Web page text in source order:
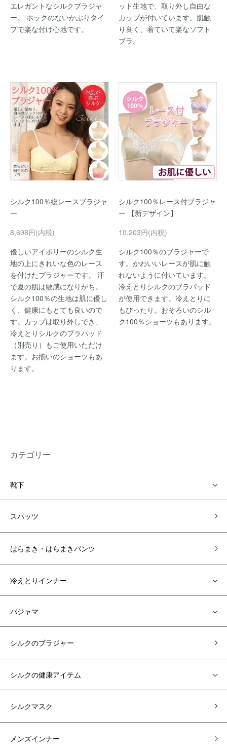
エレガントなシルクブラジャ
ー。 ホックのないかぶりタイ
プで楽な付け心地です。
ット生地で、取り外し自由な
カップが付いています。肌触
り良く、着ていて楽なソフト
ブラ。
シルク100％総レースブラジャ
ー
8,698円(内税)
優しいアイボリーのシルク生
地の上にきれいな色のレース
を付けたブラジャーです。 汗
で夏の肌は敏感になりがち。
シルク100％の生地は肌に優し
く、健康にもとても良いので
す。カップは取り外しでき、
冷えとりシルクのブラパッド
（別売り）もご使用いただけ
ます。お揃いのショーツもあ
ります。
シルク100％レース付ブラジャ
ー 【新デザイン】
10,203円(内税)
シルク100％のブラジャーで
す。かわいいレースが肌に触
れないように付いています。
冷えとりシルクのブラパッド
が使用できます。冷えとりに
もぴったり。おそろいのシル
ク100％ショーツもあります。
カテゴリー
靴下
スパッツ
はらまき・はらまきパンツ
冷えとりインナー
パジャマ
シルクのブラジャー
シルクの健康アイテム
シルクマスク
メンズインナー